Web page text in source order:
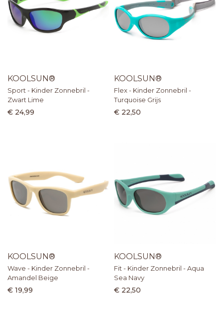
KOOLSUN®
Sport - Kinder Zonnebril -
Zwart Lime
€ 24,99
KOOLSUN®
Flex - Kinder Zonnebril -
Turquoise Grijs
€ 22,50
KOOLSUN®
Wave - Kinder Zonnebril -
Amandel Beige
€ 19,99
KOOLSUN®
Fit - Kinder Zonnebril - Aqua
Sea Navy
€ 22,50